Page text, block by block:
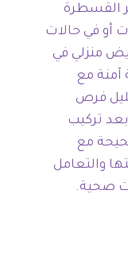
القسطرة
أو في حالات
منزلي في
آمنة مع
فرص
تركيب
مع
والتعامل
صحية.